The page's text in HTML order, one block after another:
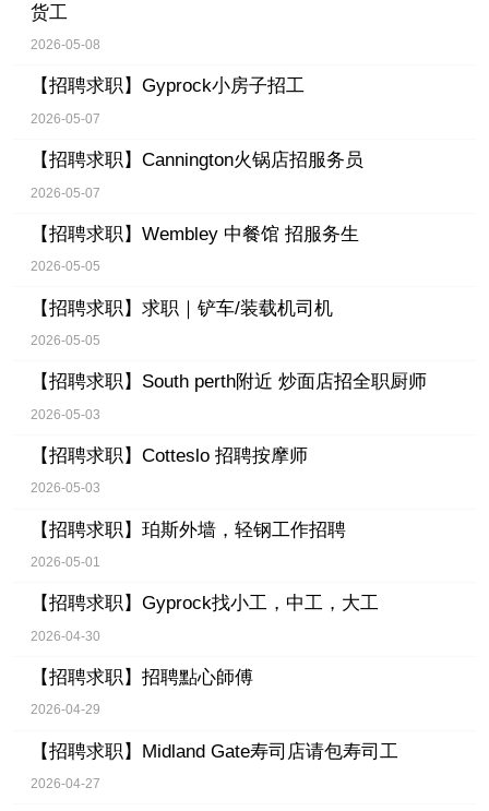
货工
2026-05-08
【招聘求职】 Gyprock小房子招工
2026-05-07
【招聘求职】 Cannington火锅店招服务员
2026-05-07
【招聘求职】 Wembley 中餐馆 招服务生
2026-05-05
【招聘求职】 求职｜铲车/装载机司机
2026-05-05
【招聘求职】 South perth附近 炒面店招全职厨师
2026-05-03
【招聘求职】 Cotteslo 招聘按摩师
2026-05-03
【招聘求职】 珀斯外墙，轻钢工作招聘
2026-05-01
【招聘求职】 Gyprock找小工，中工，大工
2026-04-30
【招聘求职】 招聘點心師傅
2026-04-29
【招聘求职】 Midland Gate寿司店请包寿司工
2026-04-27